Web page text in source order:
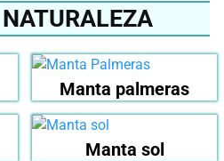
Manta palmeras
Manta sol